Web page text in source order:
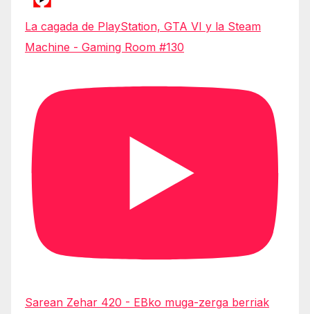
La cagada de PlayStation, GTA VI y la Steam
Machine - Gaming Room #130
Sarean Zehar 420 - EBko muga-zerga berriak